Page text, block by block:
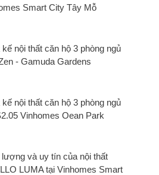
Smart City Tây Mỗ
kế nội thất căn hộ 3 phòng ngủ
- Gamuda Gardens
kế nội thất căn hộ 3 phòng ngủ
Vinhomes Oean Park
lượng và uy tín của nội thất
LUMA tại Vinhomes Smart